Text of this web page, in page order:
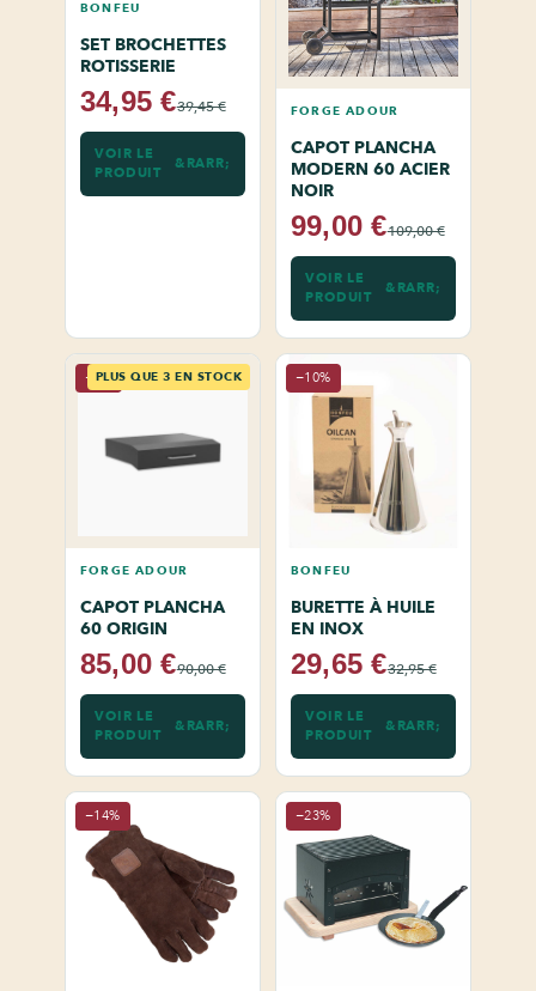
BONFEU
SET BROCHETTES
ROTISSERIE
34,95 €39,45 €
VOIR LE
PRODUIT
FORGE ADOUR
CAPOT PLANCHA
MODERN 60 ACIER
NOIR
99,00 €109,00 €
VOIR LE
PRODUIT
−6%
PLUS QUE 3 EN STOCK
FORGE ADOUR
CAPOT PLANCHA
60 ORIGIN
85,00 €90,00 €
VOIR LE
PRODUIT
−10%
BONFEU
BURETTE À HUILE
EN INOX
29,65 €32,95 €
VOIR LE
PRODUIT
−14% −23%